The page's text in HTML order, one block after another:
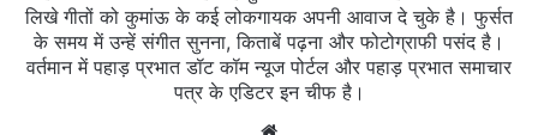
लिखे गीतों को कुमांऊ के कई लोकगायक अपनी आवाज दे चुके है। फुर्सत
के समय में उन्हें संगीत सुनना, किताबें पढ़ना और फोटोग्राफी पसंद है।
वर्तमान में पहाड़ प्रभात डॉट कॉम न्यूज पोर्टल और पहाड़ प्रभात समाचार
पत्र के एडिटर इन चीफ है।
Website